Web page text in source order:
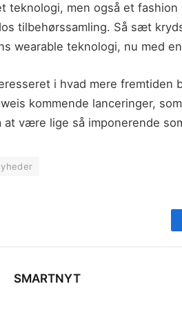
teknologi, men også et
tilbehørssamling. Så sæt
wearable teknologi, nu med
i hvad mere fremtiden
kommende lanceringer,
at være lige så imponerende
SMARTNYT